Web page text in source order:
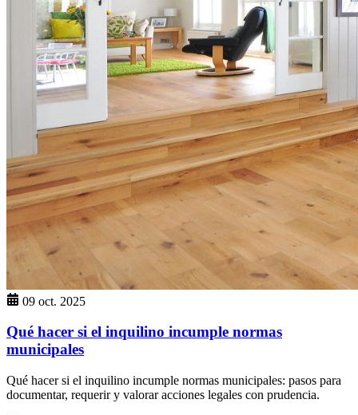
09 oct. 2025
Qué hacer si el inquilino incumple normas
municipales
Qué hacer si el inquilino incumple normas municipales: pasos para
documentar, requerir y valorar acciones legales con prudencia.